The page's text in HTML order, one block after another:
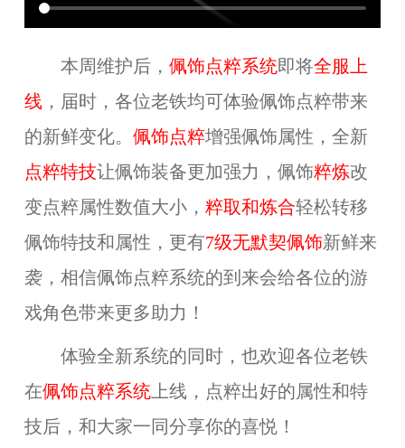
本周维护后， 佩饰点粹系统即将全服上
线，届时，各位老铁均可体验佩饰点粹带来
的新鲜变化。 佩饰点粹增强佩饰属性，全新
点粹特技让佩饰装备更加强力，佩饰粹炼改
变点粹属性数值大小， 粹取和炼合轻松转移
佩饰特技和属性，更有7级无默契佩饰新鲜来
袭，相信佩饰点粹系统的到来会给各位的游
戏角色带来更多助力！
体验全新系统的同时，也欢迎各位老铁
在佩饰点粹系统上线，点粹出好的属性和特
技后，和大家一同分享你的喜悦！